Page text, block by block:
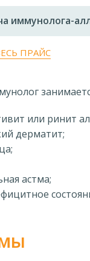
иммунолога-
ПРАЙС
или ринит
дерматит;
астма;